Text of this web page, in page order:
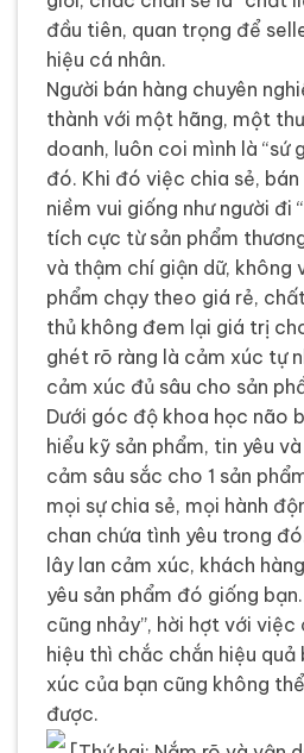
đầu tiên, quan trọng để
hiệu cá nhân.
Người bán hàng chuyên
thành với một hãng, một
doanh, luôn coi mình là “sứ
đó. Khi đó việc chia sẻ,
niềm vui giống như người đi
tích cực từ sản phẩm
và thậm chí giận dữ, không
phẩm chạy theo giá rẻ,
thủ không đem lại giá trị
ghét rõ ràng là cảm xúc tự
cảm xúc đủ sâu cho sản
Dưới góc độ khoa học não
hiểu kỹ sản phẩm, tin yêu
cảm sâu sắc cho 1 sản
mọi sự chia sẻ, mọi hành
chan chứa tình yêu trong
lây lan cảm xúc, khách
yêu sản phẩm đó giống
cũng nhảy”, hời hợt với việc
hiệu thì chắc chắn hiệu quả
xúc của bạn cũng không
được.